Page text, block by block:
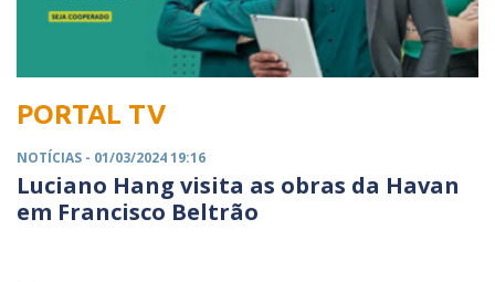
PORTAL TV
NOTÍCIAS - 01/03/2024 19:16
Luciano Hang visita as obras da Havan
em Francisco Beltrão